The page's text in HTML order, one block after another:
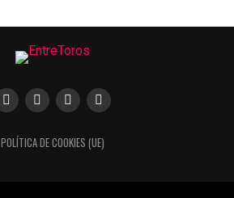
POLÍTICA DE COOKIES (UE)